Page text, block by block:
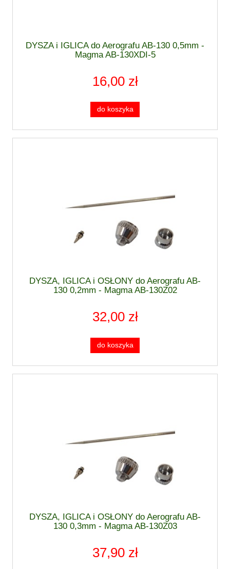
DYSZA i IGLICA do Aerografu AB-130 0,5mm -
Magma AB-130XDI-5
16,00 zł
do koszyka
DYSZA, IGLICA i OSŁONY do Aerografu AB-
130 0,2mm - Magma AB-130Z02
32,00 zł
do koszyka
DYSZA, IGLICA i OSŁONY do Aerografu AB-
130 0,3mm - Magma AB-130Z03
37,90 zł